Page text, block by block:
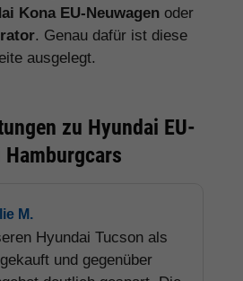
Kona EU-Neuwagen oder
. Genau dafür ist diese
ausgelegt.
zu Hyundai EU-
Hamburgcars
M.
Hyundai Tucson als
und gegenüber